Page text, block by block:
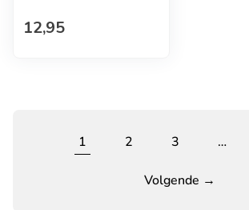
Normale prijs
12,95
1 2 3 …
Volgende →